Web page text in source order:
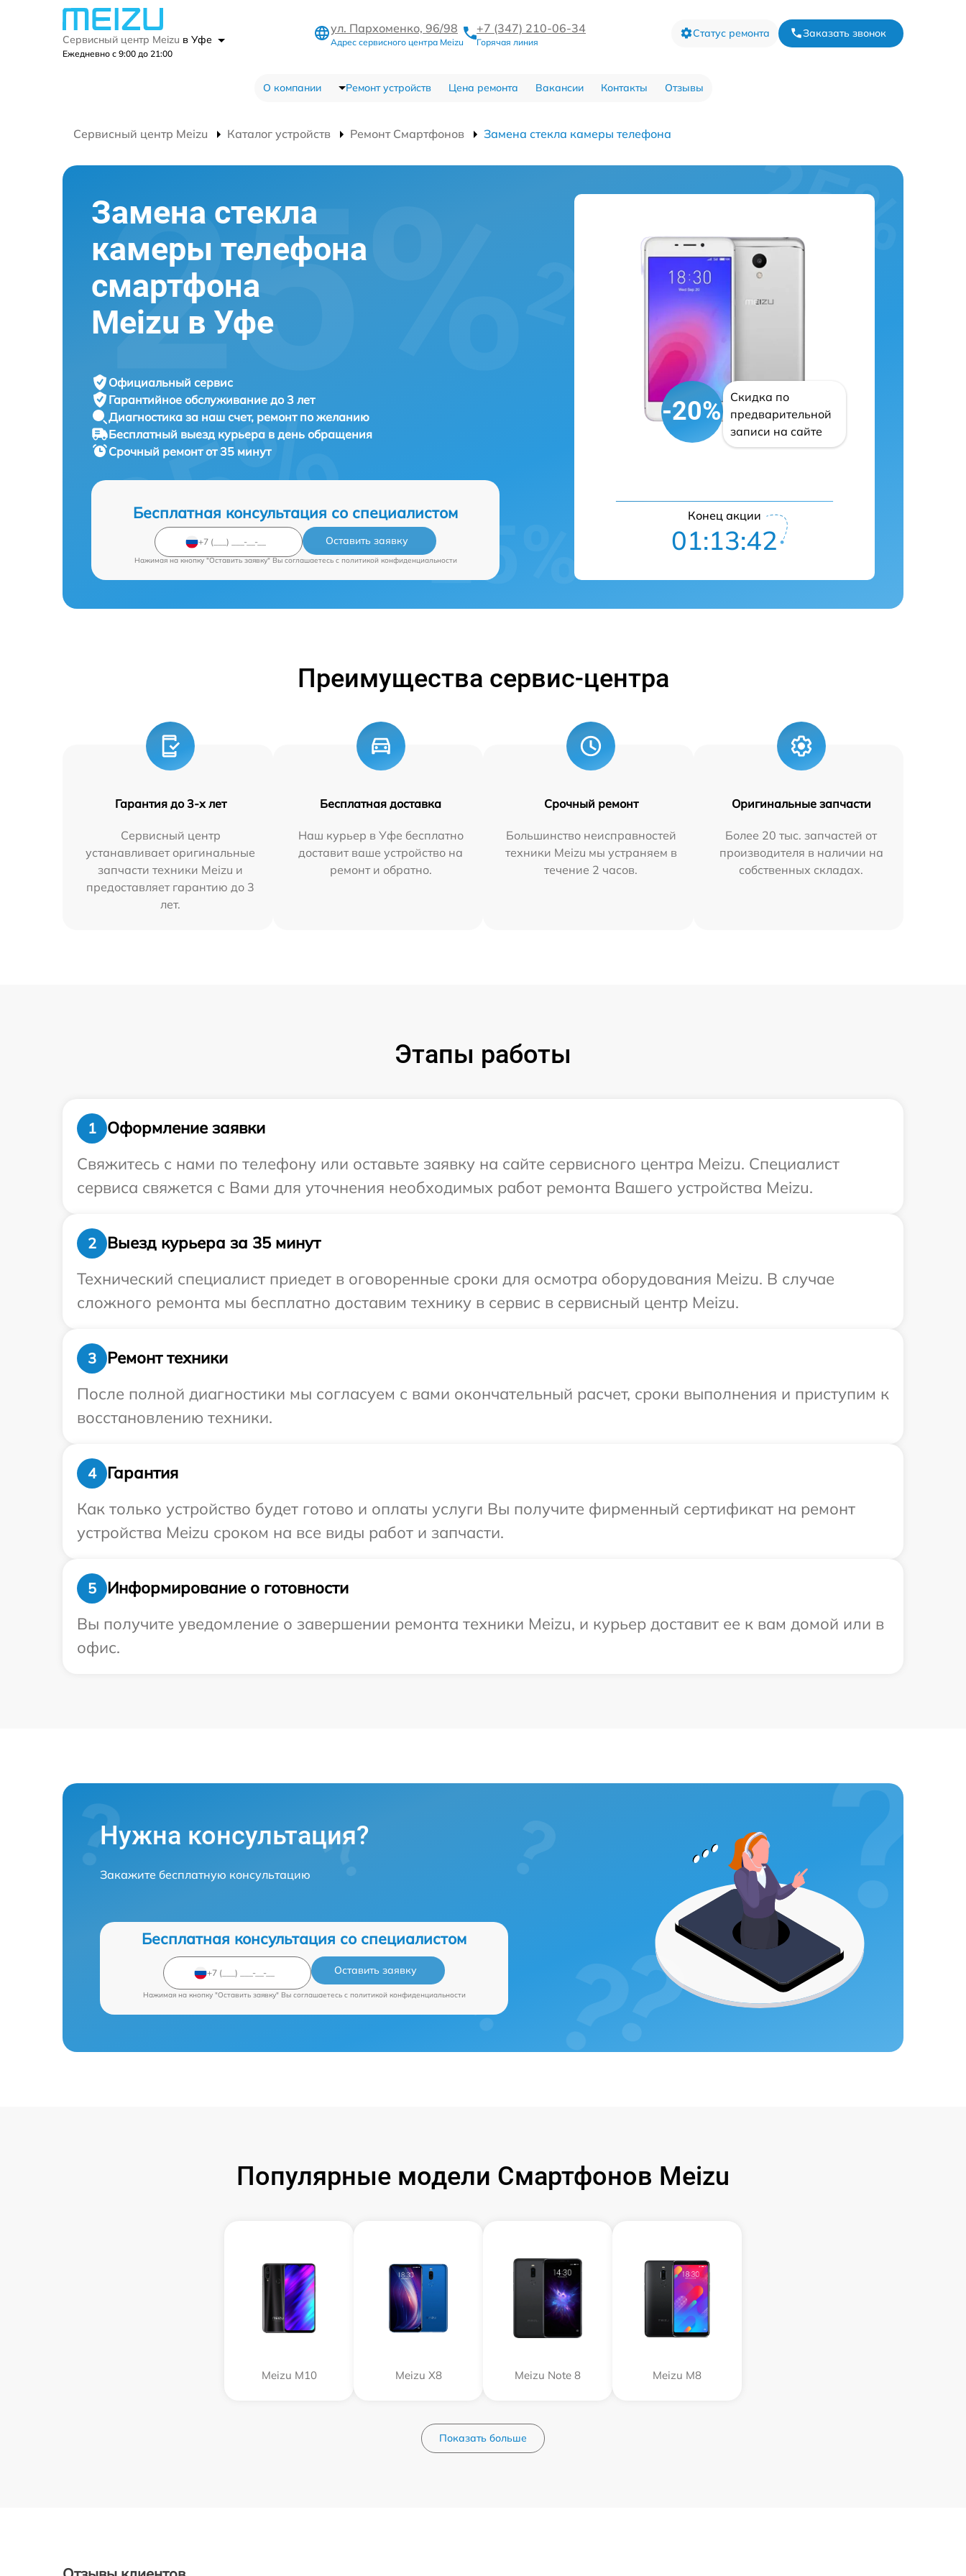
Сервисный центр Meizu в Уфе
Ежедневно с 9:00 до 21:00
ул. Пархоменко, 96/98
Адрес сервисного центра Meizu
+7 (347) 210-06-34
Горячая линия
Статус ремонта Заказать звонок
О компании Ремонт устройств Цена ремонта Вакансии Контакты Отзывы
Сервисный центр Meizu Каталог устройств Ремонт Смартфонов Замена стекла камеры телефона
Замена стекла
камеры телефона
смартфона
Meizu в Уфе
Официальный сервис
Гарантийное обслуживание до 3 лет
Диагностика за наш счет, ремонт по желанию
Бесплатный выезд курьера в день обращения
Срочный ремонтот 35 минут
Бесплатная консультация со специалистом
Оставить заявку
Нажимая на кнопку "Оставить заявку" Вы соглашаетесь c политикой конфиденциальности
-20%
Скидка по
предварительной
записи на сайте
Конец акции
01:13:41
Преимущества сервис-центра
Гарантия до 3-х лет
Сервисный центр
устанавливает оригинальные
запчасти техники Meizu и
предоставляет гарантию до 3
лет.
Бесплатная доставка
Наш курьер в Уфе бесплатно
доставит ваше устройство на
ремонт и обратно.
Срочный ремонт
Большинство неисправностей
техники Meizu мы устраняем в
течение 2 часов.
Оригинальные запчасти
Более 20 тыс. запчастей от
производителя в наличии на
собственных складах.
Этапы работы
1
Оформление заявки
Свяжитесь с нами по телефону или оставьте заявку на сайте сервисного центра Meizu. Специалист
сервиса свяжется с Вами для уточнения необходимых работ ремонта Вашего устройства Meizu.
2
Выезд курьера за 35 минут
Технический специалист приедет в оговоренные сроки для осмотра оборудования Meizu. В случае
сложного ремонта мы бесплатно доставим технику в сервис в сервисный центр Meizu.
3
Ремонт техники
После полной диагностики мы согласуем с вами окончательный расчет, сроки выполнения и приступим к
восстановлению техники.
4
Гарантия
Как только устройство будет готово и оплаты услуги Вы получите фирменный сертификат на ремонт
устройства Meizu сроком на все виды работ и запчасти.
5
Информирование о готовности
Вы получите уведомление о завершении ремонта техники Meizu, и курьер доставит ее к вам домой или в
офис.
Нужна консультация?
Закажите бесплатную консультацию
Бесплатная консультация со специалистом
Оставить заявку
Нажимая на кнопку "Оставить заявку" Вы соглашаетесь c политикой конфиденциальности
Популярные модели Смартфонов Meizu
Meizu M10 Meizu X8 Meizu Note 8 Meizu M8
Показать больше